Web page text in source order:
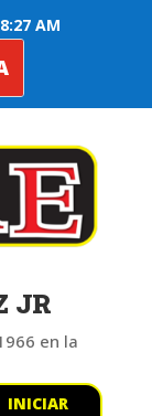
AM
JR
en la
INICIAR